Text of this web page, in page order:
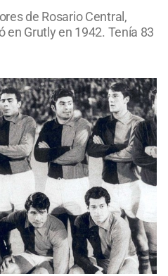
de Rosario Central,
en Grutly en 1942. Tenía 83